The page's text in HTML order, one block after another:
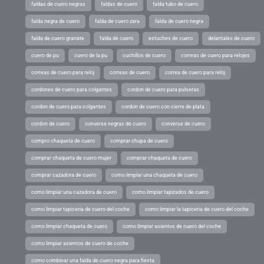
faldas de cuero negras faldas de cuero falda tubo de cuero
falda negra de cuero falda de cuero zara falda de cuero negra
falda de cuero granate falda de cuero estuches de cuero delantales de cuero
cuero de pu cuero de la pu cuchillos de cuero correas de cuero para relojes
correas de cuero para reloj correas de cuero correa de cuero para reloj
cordones de cuero para colgantes cordon de cuero para pulseras
cordon de cuero para colgantes cordon de cuero con cierre de plata
cordon de cuero converse negras de cuero converse de cuero
compro chaqueta de cuero comprar chupa de cuero
comprar chaqueta de cuero mujer comprar chaqueta de cuero
comprar cazadora de cuero como limpiar una chaqueta de cuero
como limpiar una cazadora de cuero como limpiar tapizados de cuero
como limpiar tapiceria de cuero del coche como limpiar la tapiceria de cuero del coche
como limpiar chaqueta de cuero como limpiar asientos de cuero del coche
como limpiar asientos de cuero de coche
como combinar una falda de cuero negra para fiesta